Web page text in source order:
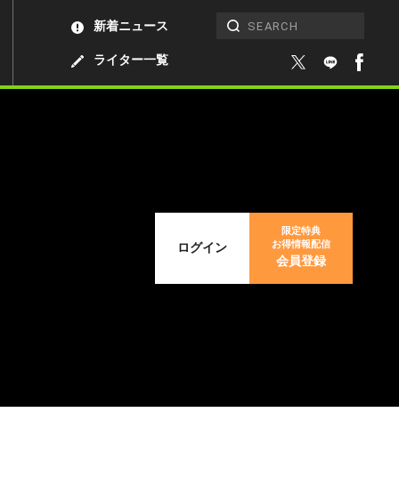
ライター一覧
新着ニュース
ログイン
限定特典
お得情報配信
会員登録